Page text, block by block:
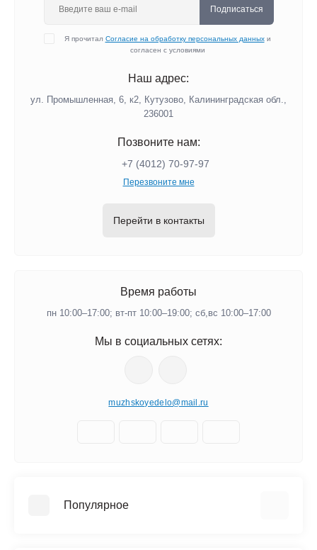
Подписаться
Я прочитал Согласие на обработку персональных данныхи
согласен с условиями
Наш адрес:
ул. Промышленная, 6, к2, Кутузово, Калининградская обл.,
236001
Позвоните нам:
+7 (4012) 70-97-97
Перезвоните мне
Перейти в контакты
Время работы
пн 10:00–17:00; вт-пт 10:00–19:00; сб,вс 10:00–17:00
Мы в социальных сетях:
muzhskoyedelo@mail.ru
Популярное